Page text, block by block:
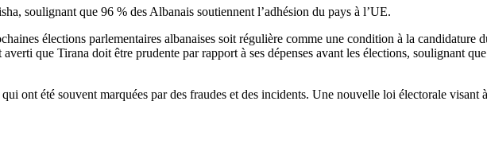
soulignant que 96 % des Albanais soutiennent l’adhésion du pays à l’UE.
élections parlementaires albanaises soit régulière comme une condition à la candidature
que Tirana doit être prudente par rapport à ses dépenses avant les élections, soulignant
ont été souvent marquées par des fraudes et des incidents. Une nouvelle loi électorale visant